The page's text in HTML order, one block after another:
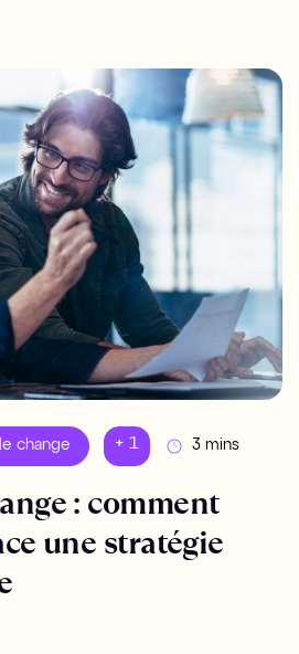
change + 1 3 mins
: comment
une stratégie